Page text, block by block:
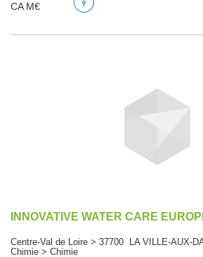
CA M€
INNOVATIVE WATER CARE
Centre-Val de Loire > 37700 LA VILLE-AUX-
Chimie > Chimie